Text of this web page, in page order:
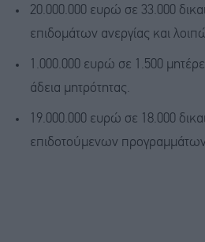
20.000.000 ευρώ σε 33.000
επιδομάτων ανεργίας και
1.000.000 ευρώ σε 1.500
άδεια μητρότητας.
19.000.000 ευρώ σε 18.000
επιδοτούμενων